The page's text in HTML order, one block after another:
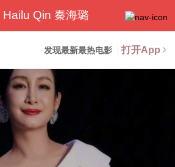
Hailu Qin 秦海璐
发现最新最热电影 打开App